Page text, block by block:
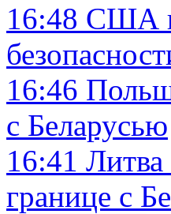
16:48 США
16:46
с Беларусью
16:41
границе с